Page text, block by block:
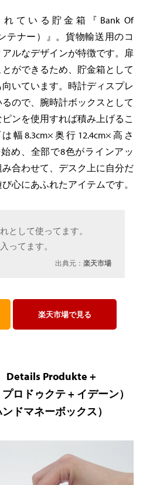
れている貯金箱『Bank Of
テナー）』。貨物輸送用のコ
ルなデザインが特徴です。扉
ができるため、貯金箱として
いています。時計ディスプレ
ので、腕時計ボックスとして
ンを使用すれば積み上げるこ
幅8.3cm×奥行12.4cm×高さ
め、全部で8色がラインアッ
合わせて、デスク上に自分だ
心にあふれたアイテムです。
として使ってます。
ってます。
出典元：楽天市場
楽天市場で見る
Details Produkte +
ロドゥクテ + イデーン）
ドマネーボックス）